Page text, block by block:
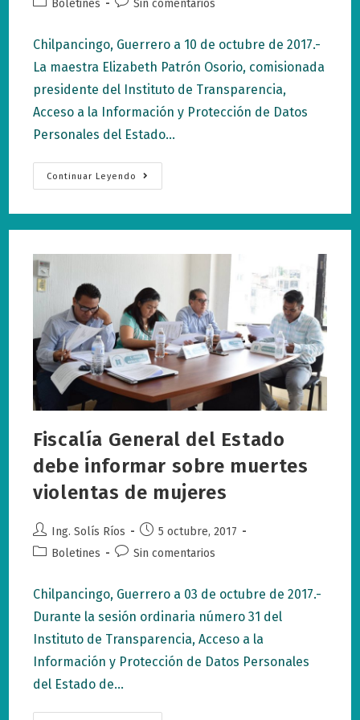
la
entrada:
Boletines
la
entrada:
Sin comentarios
Chilpancingo, Guerrero a 10 de octubre de 2017.-
La maestra Elizabeth Patrón Osorio, comisionada
presidente del Instituto de Transparencia,
Acceso a la Información y Protección de Datos
Personales del Estado…
Continuar Leyendo
ITAIGro
Difunde
La
En
Fiscalía General del Estado
debe informar sobre muertes
violentas de mujeres
Autor
de
Ing. Solís Ríos
Publicación
de
5 octubre, 2017
Categoría
la
entrada:
Boletines
Comentarios
entrada:
Sin comentarios
Chilpancingo, Guerrero a 03 de octubre de 2017.-
Durante la sesión ordinaria número 31 del
Instituto de Transparencia, Acceso a la
Información y Protección de Datos Personales
del Estado de…